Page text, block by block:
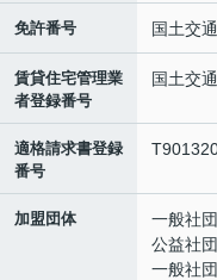
免許番号 国土交
賃貸住宅管理業
者登録番号
国土交
適格請求書登録
番号
加盟団体
一般社
公益社
一般社